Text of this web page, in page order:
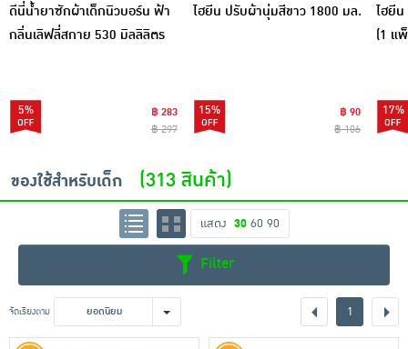
ดีนี่น้ำยาซักผ้าเด็กนิวบอร์น ฟ้า
กลิ่นเลิฟลี่สกาย 530 มิลลิลิตร
5%
฿ 283
฿ 297
ไฮยีน ปรับผ้านุ่มสีขาว 1800 มล.
15%
฿ 90
฿ 106
ไฮยี
(1 แ
17%
ของใช้สำหรับเด็ก (313 สินค้า)
แสดง 30 60 90
Filter
จัดเรียงตาม ยอดนิยม 1